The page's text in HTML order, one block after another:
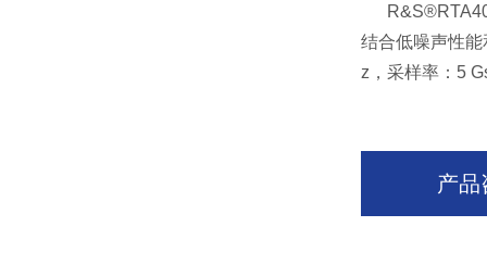
结合低噪声性
z，采样率：5
产品